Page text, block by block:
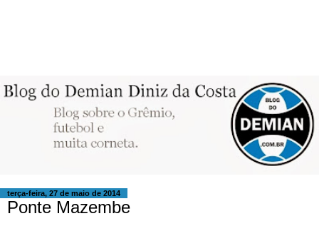
terça-feira, 27 de maio de 2014
Ponte Mazembe